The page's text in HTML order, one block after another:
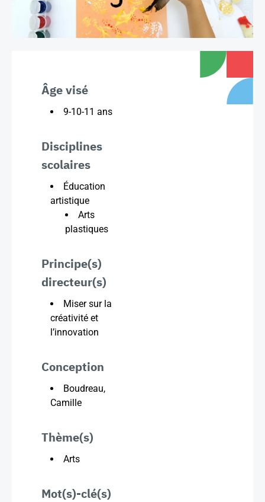
Âge visé
9-10-11 ans
Disciplines
scolaires
Éducation
artistique
Arts
plastiques
Principe(s)
directeur(s)
Miser sur la
créativité et
l’innovation
Conception
Boudreau,
Camille
Thème(s)
Arts
Mot(s)-clé(s)